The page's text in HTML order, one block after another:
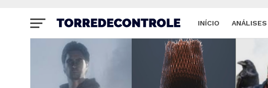
INÍCIO ANÁLISES
SITE